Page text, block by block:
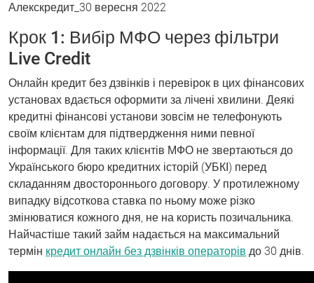
Алекскредит_30 вересня 2022
Крок 1: Вибір МФО через фільтри
Live Credit
Онлайн кредит без дзвінків і перевірок в цих фінансових
установах вдається оформити за лічені хвилини. Деякі
кредитні фінансові установи зовсім не телефонують
своїм клієнтам для підтвердження ними певної
інформації. Для таких клієнтів МФО не звертаються до
Українського бюро кредитних історій (УБКІ) перед
складанням двостороннього договору. У протилежному
випадку відсоткова ставка по ньому може різко
змінюватися кожного дня, не на користь позичальника.
Найчастіше такий займ надається на максимальний
термін кредит онлайн без дзвінків операторів до 30 днів.